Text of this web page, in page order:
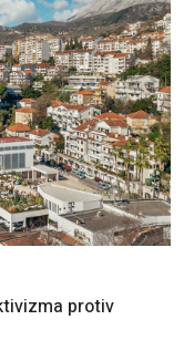
protiv